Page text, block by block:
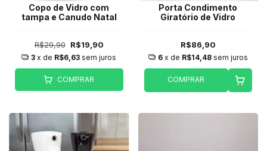
Copo de Vidro com
tampa e Canudo Natal
R$29,90 R$19,90
3 x de R$6,63 sem juros
COMPRAR
Porta Condimento
Giratório de Vidro
R$86,90
6 x de R$14,48 sem juros
COMPRAR